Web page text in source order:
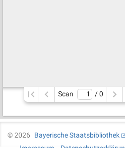
Scan / 0
©2026
Bayerische Staatsbibliothek